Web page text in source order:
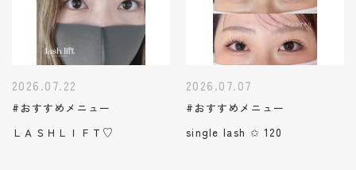
2026.07.22
#おすすめメニュー
ＬＡＳＨＬＩＦＴ♡
2026.07.07
#おすすめメニュー
single lash ✩ 120